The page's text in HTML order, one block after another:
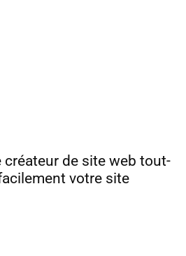
créateur de site web tout-
votre site